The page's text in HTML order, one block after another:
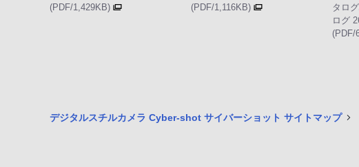
(PDF/1,429KB)
(PDF/1,116KB)
タロ
ログ
(PDF/
デジタルスチルカメラ Cyber-shot サイバーショット サイトマップ